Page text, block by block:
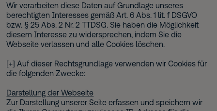
Wir verarbeiten diese Daten auf Grundlage unseres
berechtigten Interesses gemäß Art. 6 Abs. 1 lit. f DSGVO
bzw. § 25 Abs. 2 Nr. 2 TTDSG. Sie haben die Möglichkeit
diesem Interesse zu widersprechen, indem Sie die
Webseite verlassen und alle Cookies löschen.
[+] Auf dieser Rechtsgrundlage verwenden wir Cookies für
die folgenden Zwecke:
Darstellung der Webseite
Zur Darstellung unserer Seite erfassen und speichern wir